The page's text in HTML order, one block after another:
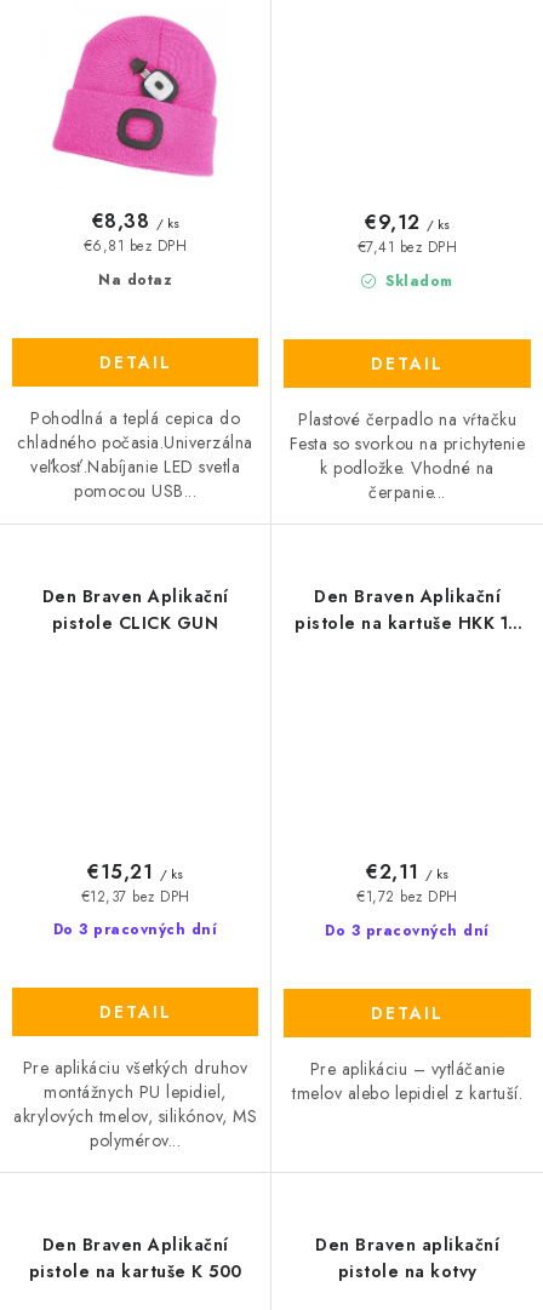
Na dotaz
€6,81 bez DPH
€8,38 / ks
DETAIL
Pohodlná a teplá cepica do
chladného počasia.Univerzálna
veľkosť.Nabíjanie LED svetla
pomocou USB...
Skladom
€7,41 bez DPH
€9,12 / ks
DETAIL
Plastové čerpadlo na vŕtačku
Festa so svorkou na prichytenie
k podložke. Vhodné na
čerpanie...
Den Braven Aplikační
pistole CLICK GUN
Do 3 pracovných dní
€12,37 bez DPH
€15,21 / ks
DETAIL
Pre aplikáciu všetkých druhov
montážnych PU lepidiel,
akrylových tmelov, silikónov, MS
polymérov...
Den Braven Aplikační
pistole na kartuše HKK 12
Do 3 pracovných dní
€1,72 bez DPH
€2,11 / ks
DETAIL
Pre aplikáciu – vytláčanie
tmelov alebo lepidiel z kartuší.
Den Braven Aplikační
pistole na kartuše K 500
Den Braven aplikační
pistole na kotvy